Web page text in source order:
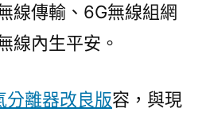
線傳輸、6G無線組網
線內生平安。
分離器改良版容，與現